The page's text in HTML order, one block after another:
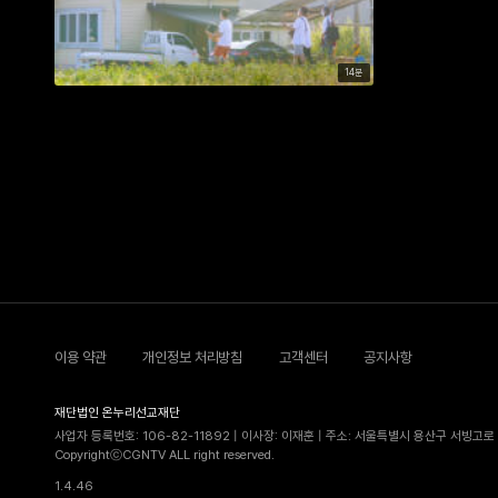
14분
이용 약관 개인정보 처리방침 고객센터 공지사항
재단법인 온누리선교재단
사업자 등록번호: 106-82-11892 | 이사장: 이재훈 | 주소: 서울특별시 용산구 서빙
CopyrightⓒCGNTV ALL right reserved.
1.4.46